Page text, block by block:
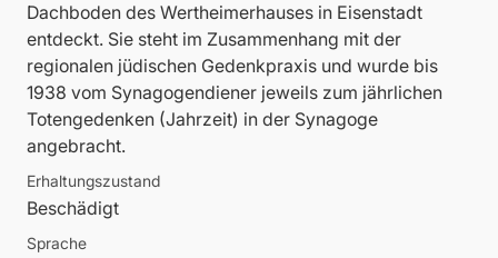
Dachboden des Wertheimerhauses in Eisenstadt
entdeckt. Sie steht im Zusammenhang mit der
regionalen jüdischen Gedenkpraxis und wurde bis
1938 vom Synagogendiener jeweils zum jährlichen
Totengedenken (Jahrzeit) in der Synagoge
angebracht.
Erhaltungszustand
Beschädigt
Sprache